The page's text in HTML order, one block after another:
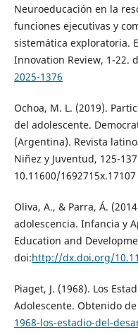
Neuroeducación en la
funciones ejecutivas y
sistemática exploratoria.
Innovation Review, 1-22.
2025-1376
Ochoa, M. L. (2019).
del adolescente.
(Argentina). Revista
Niñez y Juventud, 125-
10.11600/1692715x.17107
Oliva, A., & Parra, Á.
adolescencia. Infancia y
Education and
doi:http://dx.doi.org/
Piaget, J. (1968). Los
Adolescente. Obtenido de
1968-los-estadio-del-